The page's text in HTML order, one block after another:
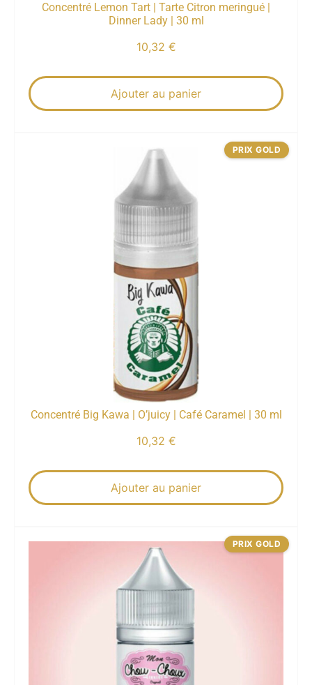
Concentré Lemon Tart | Tarte Citron meringué |
Dinner Lady | 30 ml
10,32 €
Ajouter au panier
Concentré Big Kawa | O’juicy | Café Caramel | 30 ml
10,32 €
Ajouter au panier
PRIX GOLD
PRIX GOLD